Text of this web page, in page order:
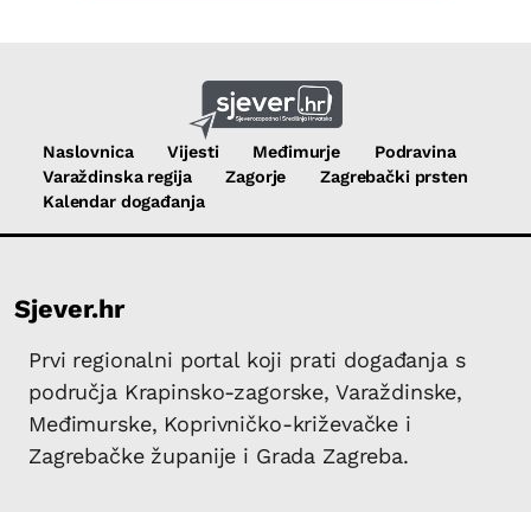
Naslovnica Vijesti Međimurje
Podravina
Varaždinska regija
Zagorje
Zagrebački prsten
Kalendar događanja
Sjever.hr
Prvi regionalni portal koji prati događanja s
područja Krapinsko-zagorske, Varaždinske,
Međimurske, Koprivničko-križevačke i
Zagrebačke županije i Grada Zagreba.